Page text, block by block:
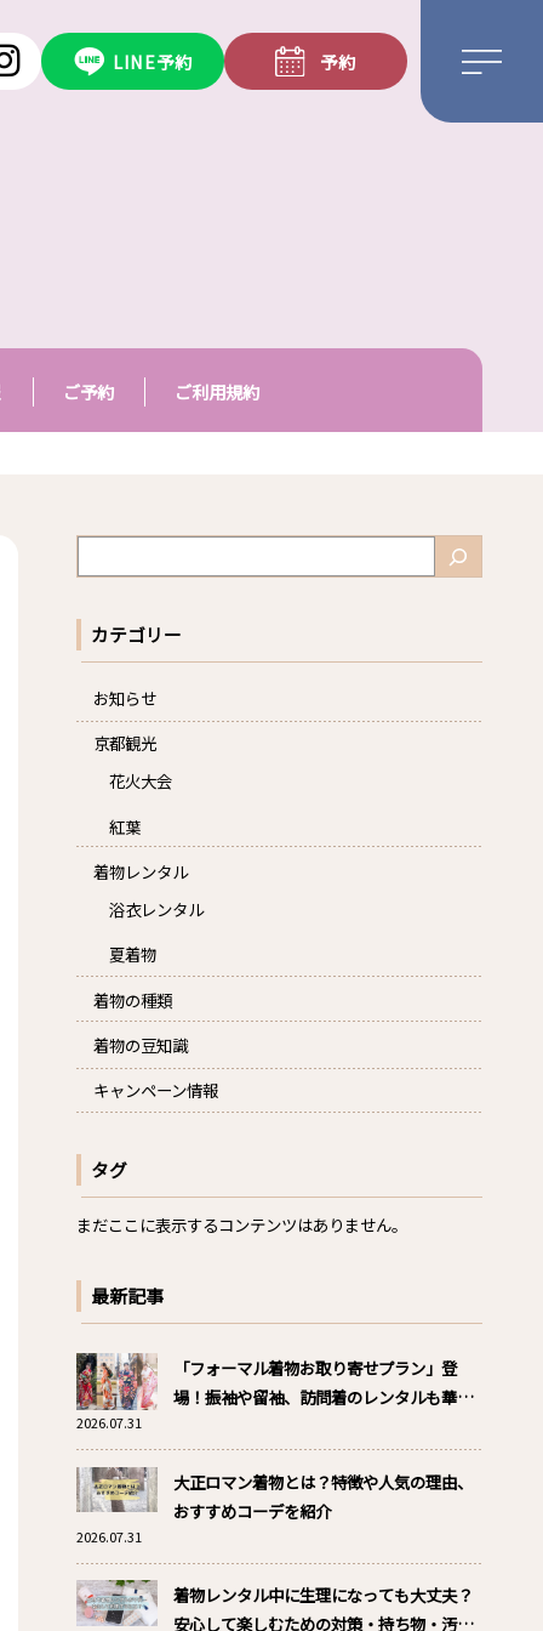
LINE予約 予約
ご予約 ご利用規約
索
カテゴリー
お知らせ
京都観光
花火大会
紅葉
着物レンタル
浴衣レンタル
夏着物
着物の種類
着物の豆知識
キャンペーン情報
タグ
まだここに表示するコンテンツはありません。
最新記事
「フォーマル着物お取り寄せプラン」登
場！振袖や留袖、訪問着のレンタルも華か
2026.07.31
大正ロマン着物とは？特徴や人気の理由、
おすすめコーデを紹介
2026.07.31
着物レンタル中に生理になっても大丈夫？
安心して楽しむための対策・持ち物・汚れ